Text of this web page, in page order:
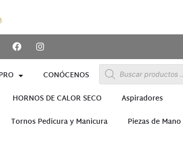
CONÓCENOS
HORNOS DE CALOR SECO Aspiradores
Tornos Pedicura y Manicura
Piezas de Mano